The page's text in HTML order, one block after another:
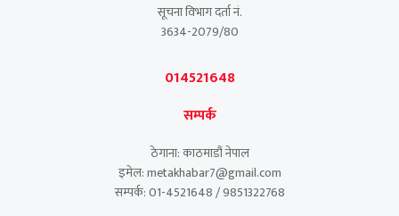
सूचना विभाग दर्ता नं.
3634-2079/80
014521648
सम्पर्क
ठेगाना: काठमाडौं नेपाल
इमेल: metakhabar7@gmail.com
सम्पर्क: 01-4521648 / 9851322768